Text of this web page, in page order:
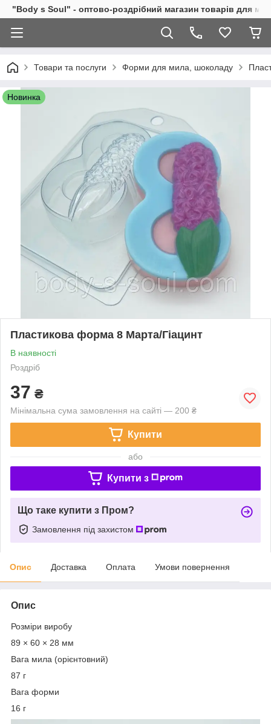
"Body s Soul" - оптово-роздрібний магазин товарів для
Товари та послуги Форми для мила, шоколаду
Новинка
Пластикова форма 8 Марта/Гіацинт
В наявності
Роздріб
37 ₴
Мінімальна сума замовлення на сайті — 200 ₴
Купити
або
Купити з
Що таке купити з Пром?
Замовлення під захистом
Опис Доставка Оплата Умови повернення
Опис
Розміри виробу
89 × 60 × 28 мм
Вага мила (орієнтовний)
87 г
Вага форми
16 г